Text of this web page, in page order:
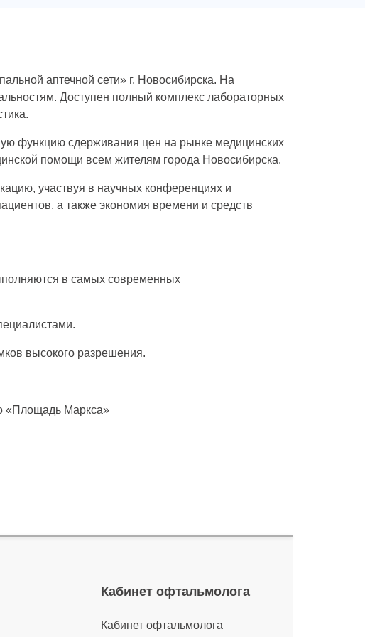
аптечной сети» г. Новосибирска. На
Доступен полный комплекс лабораторных
функцию сдерживания цен на рынке медицинских
помощи всем жителям города Новосибирска.
участвуя в научных конференциях и
а также экономия времени и средств
в самых современных
высокого разрешения.
«Площадь Маркса»
Кабинет офтальмолога
Кабинет офтальмолога